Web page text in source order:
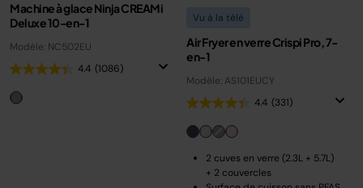
Machine à glace Ninja CREAMi
Deluxe 10-en-1
Modèle: NC502EU
4.4 (1086)
Vu à la télé
Air Fryer en verre Crispi Pro, 7-
en-1
Modèle: AS101EUCY
4.4 (331)
2 cuves en verre (2.3L + 5.7L)
+ 2 couvercles